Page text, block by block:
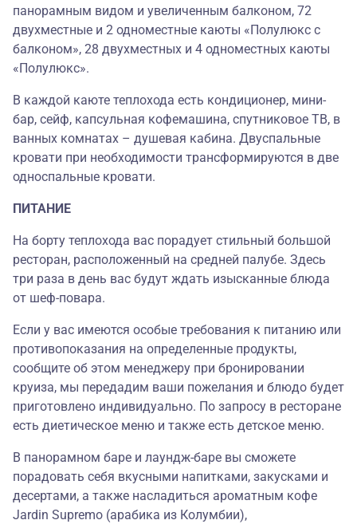
панорамным видом и увеличенным балконом, 72
двухместные и 2 одноместные каюты «Полулюкс с
балконом», 28 двухместных и 4 одноместных каюты
«Полулюкс».
В каждой каюте теплохода есть кондиционер, мини-
бар, сейф, капсульная кофемашина, спутниковое ТВ, в
ванных комнатах – душевая кабина. Двуспальные
кровати при необходимости трансформируются в две
односпальные кровати.
ПИТАНИЕ
На борту теплохода вас порадует стильный большой
ресторан, расположенный на средней палубе. Здесь
три раза в день вас будут ждать изысканные блюда
от шеф-повара.
Если у вас имеются особые требования к питанию или
противопоказания на определенные продукты,
сообщите об этом менеджеру при бронировании
круиза, мы передадим ваши пожелания и блюдо будет
приготовлено индивидуально. По запросу в ресторане
есть диетическое меню и также есть детское меню.
В панорамном баре и лаундж-баре вы сможете
порадовать себя вкусными напитками, закусками и
десертами, а также насладиться ароматным кофе
Jardin Supremo (арабика из Колумбии),